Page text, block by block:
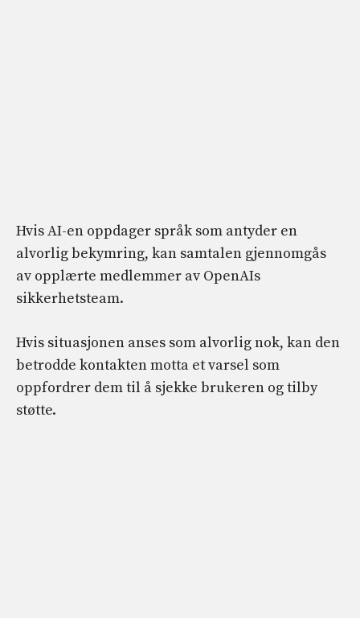
Hvis AI-en oppdager språk som antyder en
alvorlig bekymring, kan samtalen gjennomgås
av opplærte medlemmer av OpenAIs
sikkerhetsteam.
Hvis situasjonen anses som alvorlig nok, kan den
betrodde kontakten motta et varsel som
oppfordrer dem til å sjekke brukeren og tilby
støtte.